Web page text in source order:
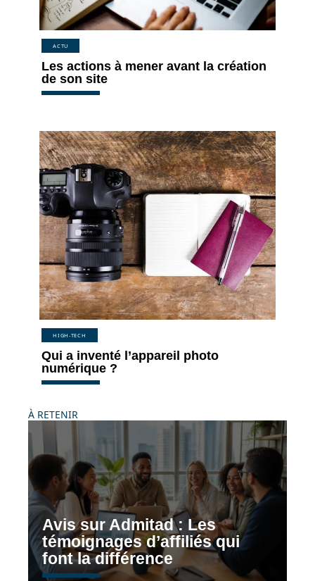
ACTU
Les actions à mener avant la création
de son site
HIGH-TECH
Qui a inventé l’appareil photo
numérique ?
À RETENIR
Avis sur Admitad : Les
témoignages d’affiliés qui
font la différence